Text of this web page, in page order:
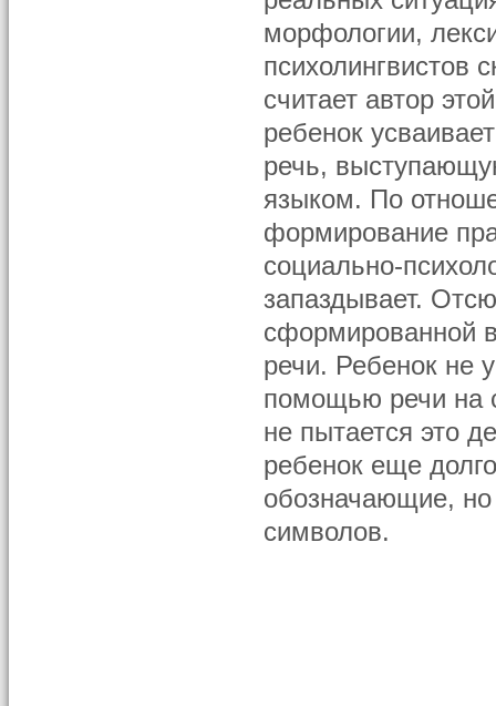
морфологии,
психолингвистов
считает автор
ребенок
речь,
языком. По
формирование
социально-
запаздывает.
сформированной
речи. Ребенок не
помощью речи на
не пытается это
ребенок еще
обозначающие,
символов.